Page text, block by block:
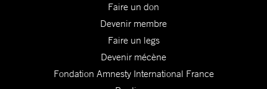
Faire un don
Devenir membre
Faire un legs
Devenir mécène
Fondation Amnesty International France